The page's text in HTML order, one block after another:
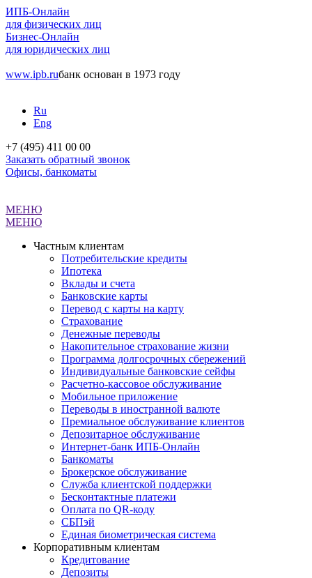
ИПБ-Онлайн
для физических лиц
Бизнес-Онлайн
для юридических лиц
www.ipb.ruбанк основан в 1973 году
Ru
Eng
+7 (495) 411 00 00
Заказать обратный звонок
Офисы, банкоматы
МЕНЮ
МЕНЮ
Частным клиентам
Потребительские кредиты
Ипотека
Вклады и счета
Банковские карты
Перевод с карты на карту
Страхование
Денежные переводы
Накопительное страхование жизни
Программа долгосрочных сбережений
Индивидуальные банковские сейфы
Расчетно-кассовое обслуживание
Мобильное приложение
Переводы в иностранной валюте
Премиальное обслуживание клиентов
Депозитарное обслуживание
Интернет-банк ИПБ-Онлайн
Банкоматы
Брокерское обслуживание
Служба клиентской поддержки
Бесконтактные платежи
Оплата по QR-коду
СБПэй
Единая биометрическая система
Корпоративным клиентам
Кредитование
Депозиты